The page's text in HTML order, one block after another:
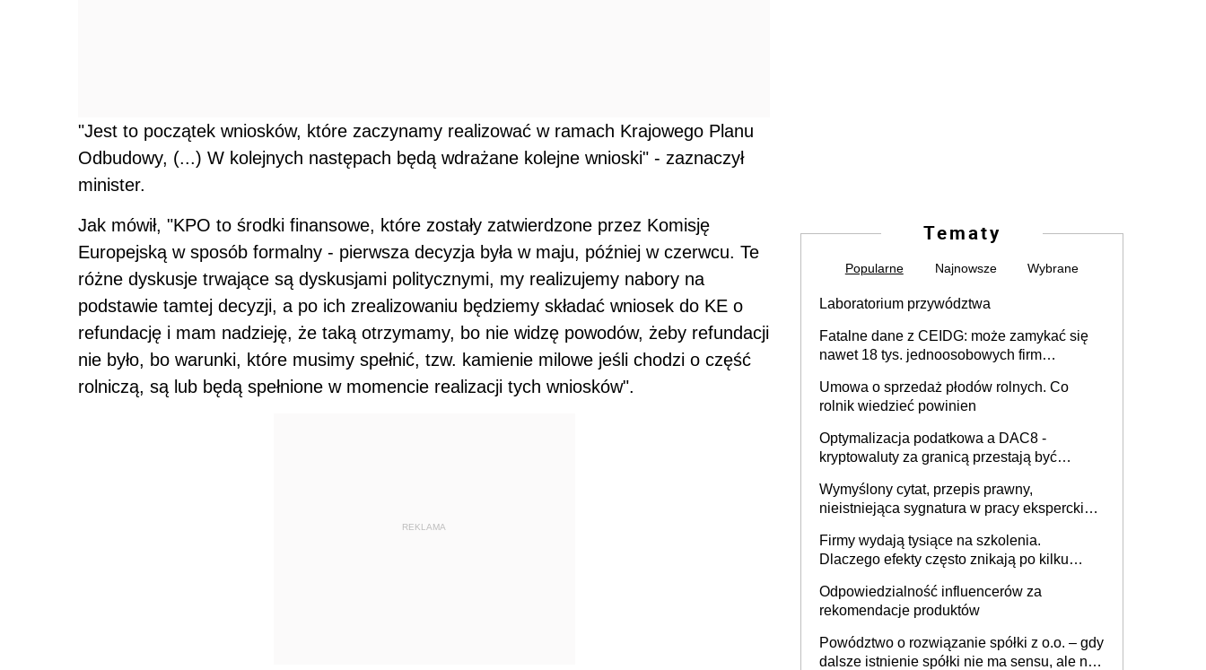
"Jest to początek wniosków, które zaczynamy realizować w ramach Krajowego Planu
Odbudowy, (...) W kolejnych następach będą wdrażane kolejne wnioski" - zaznaczył
minister.
Jak mówił, "KPO to środki finansowe, które zostały zatwierdzone przez Komisję
Europejską w sposób formalny - pierwsza decyzja była w maju, później w czerwcu. Te
różne dyskusje trwające są dyskusjami politycznymi, my realizujemy nabory na
podstawie tamtej decyzji, a po ich zrealizowaniu będziemy składać wniosek do KE o
refundację i mam nadzieję, że taką otrzymamy, bo nie widzę powodów, żeby refundacji
nie było, bo warunki, które musimy spełnić, tzw. kamienie milowe jeśli chodzi o część
rolniczą, są lub będą spełnione w momencie realizacji tych wniosków".
REKLAMA
Tematy
Popularne Najnowsze Wybrane
Laboratorium przywództwa
Fatalne dane z CEIDG: może zamykać się
nawet 18 tys. jednoosobowych firm
Umowa o sprzedaż płodów rolnych. Co
rolnik wiedzieć powinien
Optymalizacja podatkowa a DAC8 -
kryptowaluty za granicą przestają być
Wymyślony cytat, przepis prawny,
nieistniejąca sygnatura w pracy eksperckiej -
firmie
Firmy wydają tysiące na szkolenia.
Dlaczego efekty często znikają po kilku
Odpowiedzialność influencerów za
rekomendacje produktów
Powództwo o rozwiązanie spółki z o.o. – gdy
dalsze istnienie spółki nie ma sensu, ale nie